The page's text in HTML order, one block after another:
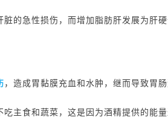
的急性损伤，而增加脂肪肝发展为肝硬
，造成胃黏膜充血和水肿，继而导致胃
主食和蔬菜，这是因为酒精提供的能